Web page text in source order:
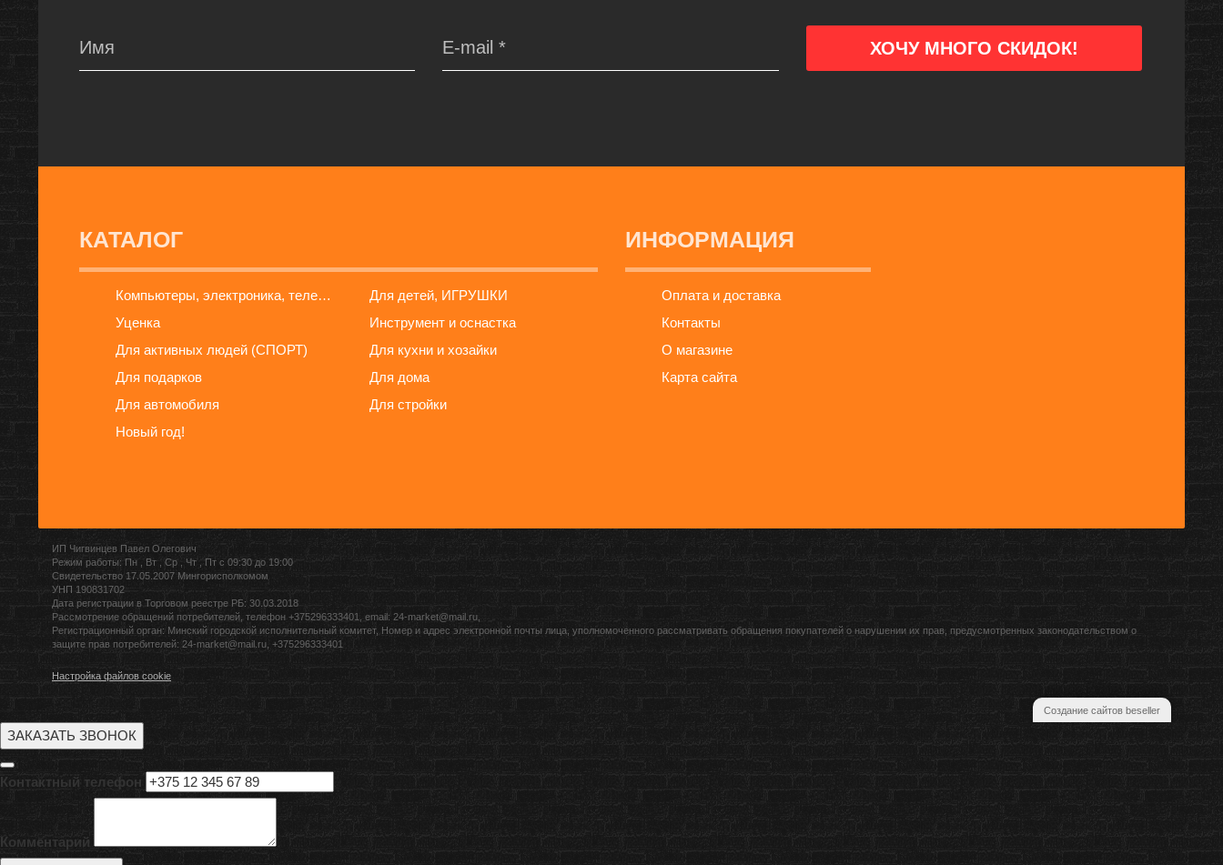
КАТАЛОГ
Компьютеры, электроника, телефоны
Для детей, ИГРУШКИ
Уценка
Инструмент и оснастка
Для активных людей (СПОРТ)
Для кухни и хозайки
Для подарков
Для дома
Для автомобиля
Для стройки
Новый год!
ИНФОРМАЦИЯ
Оплата и доставка
Контакты
О магазине
Карта сайта
ИП Чигвинцев Павел Олегович
Режим работы: Пн , Вт , Ср , Чт , Пт c 09:30 до 19:00
Свидетельство 17.05.2007 Мингорисполкомом
УНП 190831702
Дата регистрации в Торговом реестре РБ: 30.03.2018
Рассмотрение обращений потребителей, телефон +375296333401, email: 24-market@mail.ru,
Регистрационный орган: Минский городской исполнительный комитет, Номер и адрес электронной почты лица, уполномоченного рассматривать обращения покупателей о нарушении их прав, предусмотренных законодательством о
защите прав потребителей: 24-market@mail.ru, +375296333401
Настройка файлов cookie
Создание сайтов beseller
ЗАКАЗАТЬ ЗВОНОК
Контактный телефон
Комментарий